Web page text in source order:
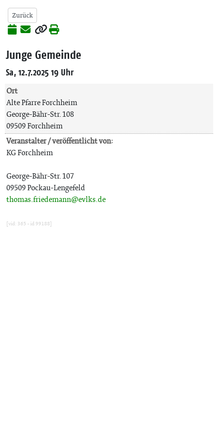
Zurück
Junge Gemeinde
Sa, 12.7.2025 19 Uhr
Ort
Alte Pfarre Forchheim
George-Bähr-Str. 108
09509 Forchheim
Veranstalter / veröffentlicht von:
KG Forchheim
George-Bähr-Str. 107
09509 Pockau-Lengefeld
thomas.friedemann@evlks.de
[vid: 365 - id 99188]